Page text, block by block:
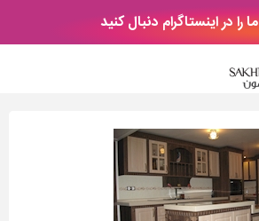
ما را در اینستاگرام دنبال کنید